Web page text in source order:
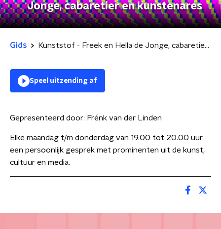
Jonge, cabaretier en kunstenares
Gids Kunststof - Freek en Hella de Jonge, cabaretier en kunstenares
Speel uitzending af
Gepresenteerd door: Frénk van der Linden
Elke maandag t/m donderdag van 19.00 tot 20.00 uur
een persoonlijk gesprek met prominenten uit de kunst,
cultuur en media.